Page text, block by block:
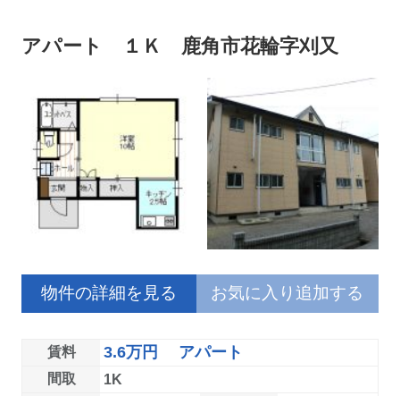
アパート １Ｋ 鹿角市花輪字刈又
物件の詳細を見る お気に入り追加する
賃料 3.6万円 アパート
間取
1K